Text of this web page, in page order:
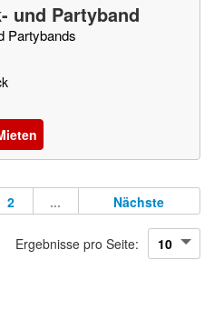
und Partyband
Partybands
2 ... Nächste
Ergebnisse pro Seite: